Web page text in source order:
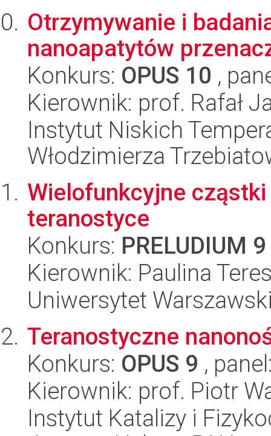
Otrzymywanie i
nanoapatytów
Konkurs: OPUS 10 ,
Kierownik: prof. Rafał
Instytut Niskich
Włodzimierza
Wielofunkcyjne
teranostyce
Konkurs: PRELUDIUM 9
Kierownik: Paulina
Uniwersytet
Teranostyczne
Konkurs: OPUS 9 ,
Kierownik: prof. Piotr
Instytut Katalizy i